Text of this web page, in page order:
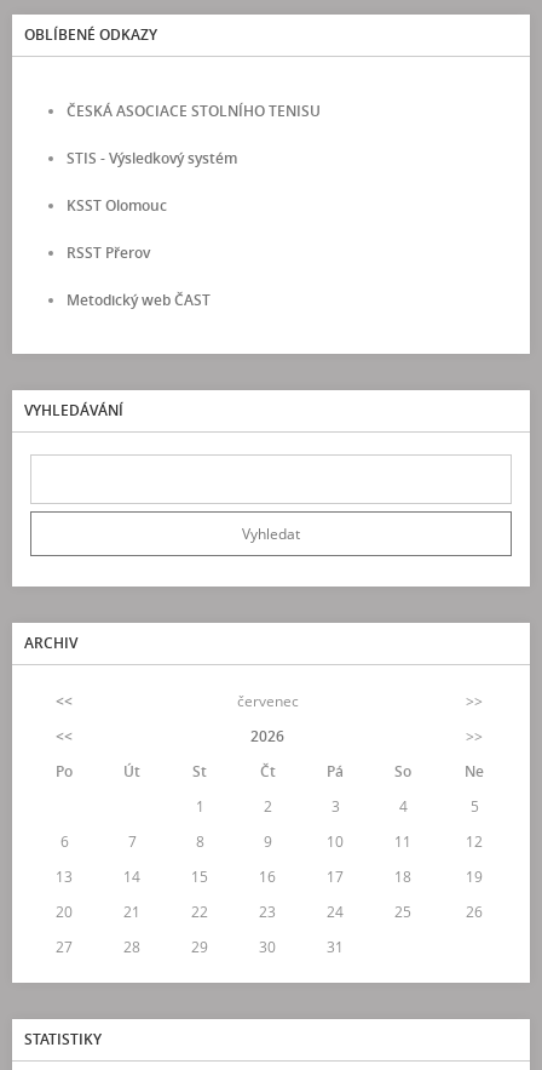
OBLÍBENÉ ODKAZY
ČESKÁ ASOCIACE STOLNÍHO TENISU
STIS - Výsledkový systém
KSST Olomouc
RSST Přerov
Metodický web ČAST
VYHLEDÁVÁNÍ
ARCHIV
<< červenec
>>
<<
2026
>>
Po
Út St Čt Pá So
Ne
1
2 3 4
5
6
7 8 9 10 11
12
13
14 15 16 17 18
19
20
21 22 23 24 25
26
27
28 29 30 31
STATISTIKY